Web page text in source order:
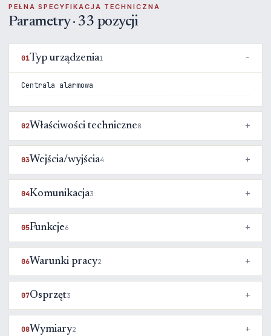
PEŁNA SPECYFIKACJA TECHNICZNA
Parametry · 33 pozycji
01Typ urządzenia1
Centrala alarmowa
02Właściwości techniczne8
03Wejścia/wyjścia4
04Komunikacja3
05Funkcje6
06Warunki pracy2
07Osprzęt3
08Wymiary2